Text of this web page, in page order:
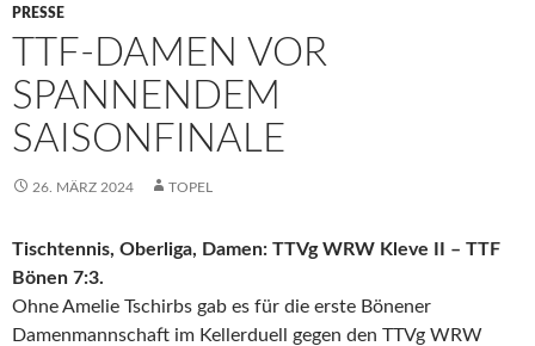
PRESSE
TTF-DAMEN VOR
SPANNENDEM
SAISONFINALE
26. MÄRZ 2024 TOPEL
Tischtennis, Oberliga, Damen: TTVg WRW Kleve II – TTF
Bönen 7:3.
Ohne Amelie Tschirbs gab es für die erste Bönener
Damenmannschaft im Kellerduell gegen den TTVg WRW